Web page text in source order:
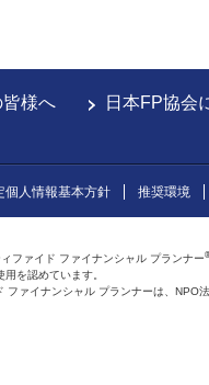
様へ 日本FP協会
個人情報基本方針 推奨環境
ィファイド ファイナンシャル プランナー
を認めています。
ァイナンシャル プランナーは、NPO